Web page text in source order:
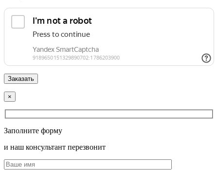
×
Заполните форму
и наш консультант перезвонит